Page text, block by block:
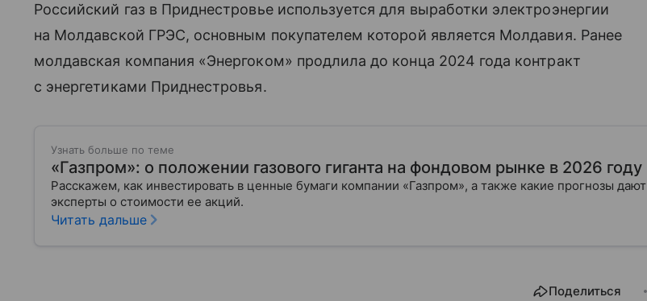
Российский газ в Приднестровье используется для выработки электроэнергии
на Молдавской ГРЭС, основным покупателем которой является Молдавия. Ранее
молдавская компания «Энергоком» продлила до конца 2024 года контракт
с энергетиками Приднестровья.
Узнать больше по теме
«Газпром»: о положении газового гиганта на фондовом рынке в 2026 году
Расскажем, как инвестировать в ценные бумаги компании «Газпром», а также какие прогнозы дают
эксперты о стоимости ее акций.
Читать дальше
Поделиться